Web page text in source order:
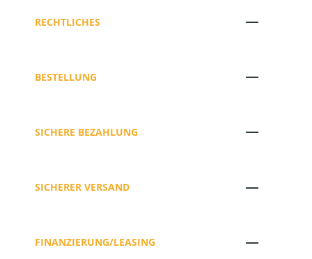
RECHTLICHES
BESTELLUNG
SICHERE BEZAHLUNG
SICHERER VERSAND
FINANZIERUNG/LEASING